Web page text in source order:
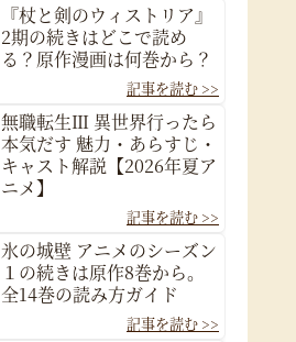
『杖と剣のウィストリア』
2期の続きはどこで読め
る？原作漫画は何巻から？
無職転生Ⅲ 異世界行ったら
本気だす 魅力・あらすじ・
キャスト解説【2026年夏ア
ニメ】
氷の城壁 アニメのシーズン
１の続きは原作8巻から。
全14巻の読み方ガイド